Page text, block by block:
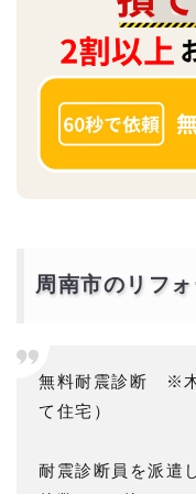
周南市のリフ
無料耐震診断 ※木
て住宅）
耐震診断員を派遣